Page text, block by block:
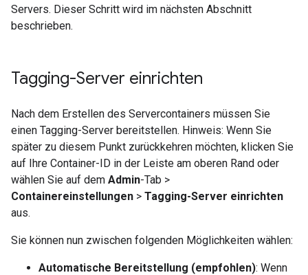
Servers. Dieser Schritt wird im nächsten Abschnitt
beschrieben.
Tagging-Server einrichten
Nach dem Erstellen des Servercontainers müssen Sie
einen Tagging-Server bereitstellen. Hinweis: Wenn Sie
später zu diesem Punkt zurückkehren möchten, klicken Sie
auf Ihre Container-ID in der Leiste am oberen Rand oder
wählen Sie auf dem Admin-Tab >
Containereinstellungen > Tagging-Server einrichten
aus.
Sie können nun zwischen folgenden Möglichkeiten wählen:
Automatische Bereitstellung (empfohlen): Wenn